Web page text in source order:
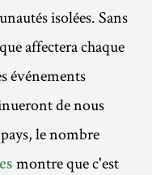
isolées. Sans
affectera chaque
événements
de nous
le nombre
montre que c'est